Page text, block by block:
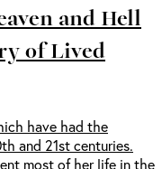
and Hell
of Lived
have had the
and 21st centuries.
most of her life in the